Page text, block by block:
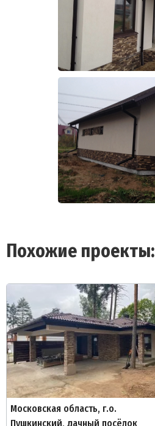
Похожие проекты:
Московская область, г.о.
Пушкинский, дачный посёлок